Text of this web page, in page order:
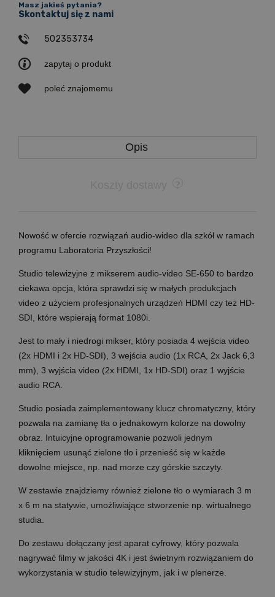
zapytaj o produkt
poleć znajomemu
Masz jakieś pytania?
Skontaktuj się z nami
502353734
Opis
Nowość w ofercie rozwiązań audio-wideo dla szkół w ramach
programu Laboratoria Przyszłości!
Studio telewizyjne z mikserem audio-video SE-650 to bardzo
ciekawa opcja, która sprawdzi się w małych produkcjach
video z użyciem profesjonalnych urządzeń HDMI czy też HD-
SDI, które wspierają format 1080i.
Jest to mały i niedrogi mikser, który posiada 4 wejścia video
(2x HDMI i 2x HD-SDI), 3 wejścia audio (1x RCA, 2x Jack 6,3
mm), 3 wyjścia video (2x HDMI, 1x HD-SDI) oraz 1 wyjście
audio RCA.
Studio posiada zaimplementowany klucz chromatyczny, który
pozwala na zamianę tła o jednakowym kolorze na dowolny
obraz. Intuicyjne oprogramowanie pozwoli jednym
kliknięciem usunąć zielone tło i przenieść się w każde
dowolne miejsce, np. nad morze czy górskie szczyty.
W zestawie znajdziemy również zielone tło o wymiarach 3 m
x 6 m na statywie, umożliwiające stworzenie np. wirtualnego
studia.
Do zestawu dołączany jest aparat cyfrowy, który pozwala
nagrywać filmy w jakości 4K i jest świetnym rozwiązaniem do
wykorzystania w studio telewizyjnym, jak i w plenerze.